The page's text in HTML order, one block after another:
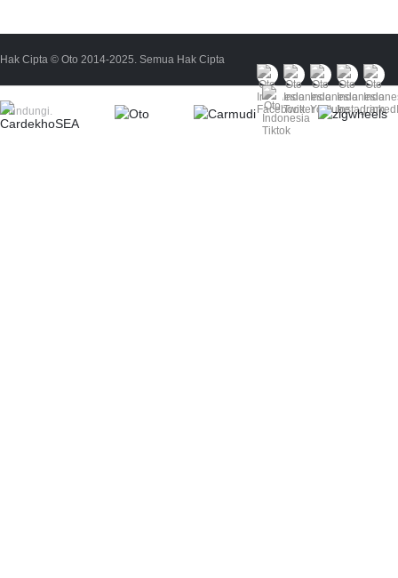
Hak Cipta © Oto 2014-2025. Semua Hak Cipta
Dilindungi.